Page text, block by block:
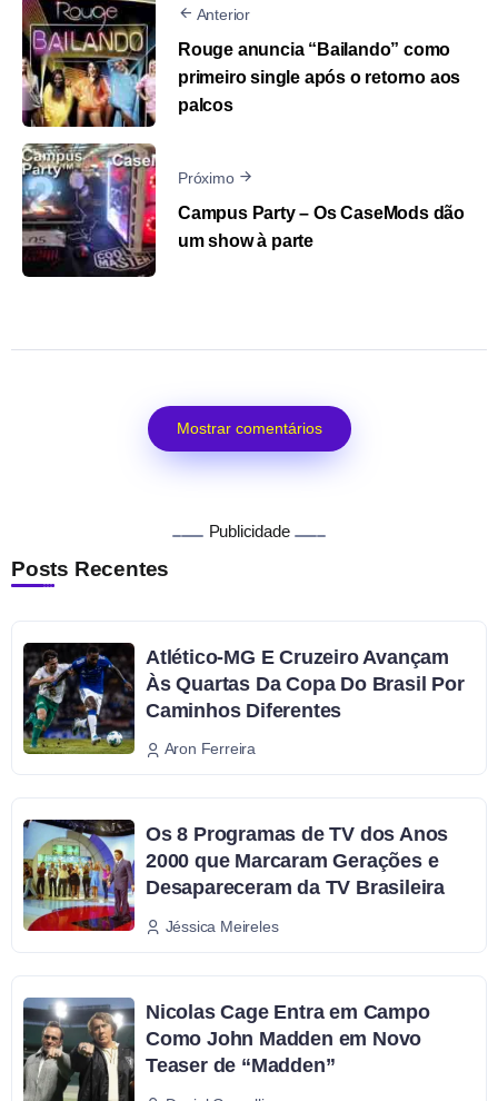
Anterior
Rouge anuncia “Bailando” como
primeiro single após o retorno aos
palcos
Próximo
Campus Party – Os CaseMods dão
um show à parte
Mostrar comentários
Publicidade
Posts Recentes
Atlético-MG E Cruzeiro Avançam
Às Quartas Da Copa Do Brasil Por
Caminhos Diferentes
Aron Ferreira
Os 8 Programas de TV dos Anos
2000 que Marcaram Gerações e
Desapareceram da TV Brasileira
Jéssica Meireles
Nicolas Cage Entra em Campo
Como John Madden em Novo
Teaser de “Madden”